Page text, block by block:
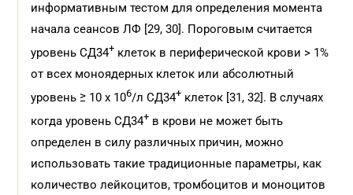
информативным тестом для определения момента
начала сеансов ЛФ [29, 30]. Пороговым считается
уровень СД34+ клеток в периферической крови > 1%
от всех моноядерных клеток или абсолютный
уровень ≥ 10 х 106/л СД34+ клеток [31, 32]. В случаях
когда уровень СД34+ в крови не может быть
определен в силу различных причин, можно
использовать такие традиционные параметры, как
количество лейкоцитов, тромбоцитов и моноцитов